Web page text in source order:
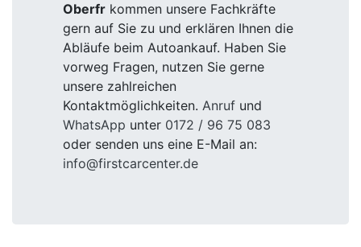
Oberfr kommen unsere Fachkräfte
gern auf Sie zu und erklären Ihnen die
Abläufe beim Autoankauf. Haben Sie
vorweg Fragen, nutzen Sie gerne
unsere zahlreichen
Kontaktmöglichkeiten. Anruf und
WhatsApp unter 0172 / 96 75 083
oder senden uns eine E-Mail an:
info@firstcarcenter.de